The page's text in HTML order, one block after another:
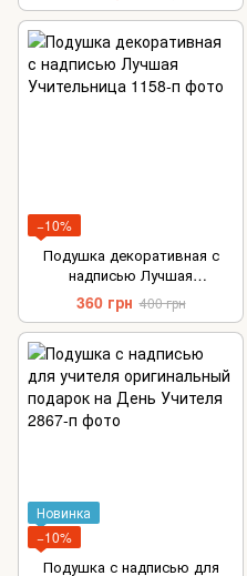
−10%
Подушка декоративная с
надписью Лучшая
Учительница
360 грн 400 грн
Новинка
−10%
Подушка с надписью для